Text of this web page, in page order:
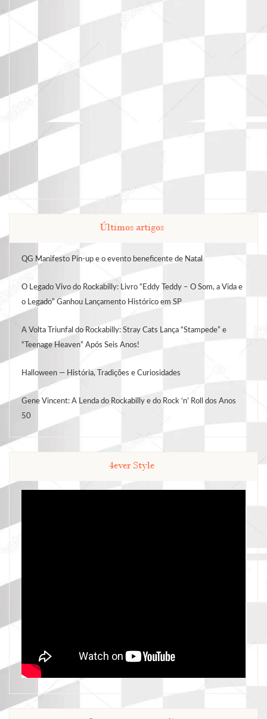
Últimos artigos
QG Manifesto Pin-up e o evento beneficente de Natal
O Legado Vivo do Rockabilly: Livro “Eddy Teddy – O Som, a Vida e
o Legado” Ganhou Lançamento Histórico em SP
A Volta Triunfal do Rockabilly: Stray Cats Lança “Stampede” e
“Teenage Heaven” Após Seis Anos!
Halloween — História, Tradições e Curiosidades
Gene Vincent: A Lenda do Rockabilly e do Rock ‘n’ Roll dos Anos
50
4ever Style